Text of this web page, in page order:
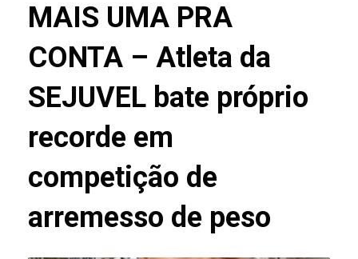
MAIS UMA PRA
CONTA – Atleta da
SEJUVEL bate próprio
recorde em
competição de
arremesso de peso